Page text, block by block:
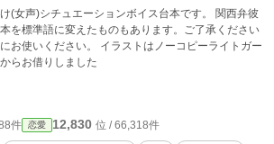
(女声)シチュエーションボイス台本です。 関西弁彼
を標準語に変えたものもあります。ご了承ください
お使いください。 イラストはノーコピーライトガー
らお借りしました
件 恋愛 12,830 位 / 66,318件